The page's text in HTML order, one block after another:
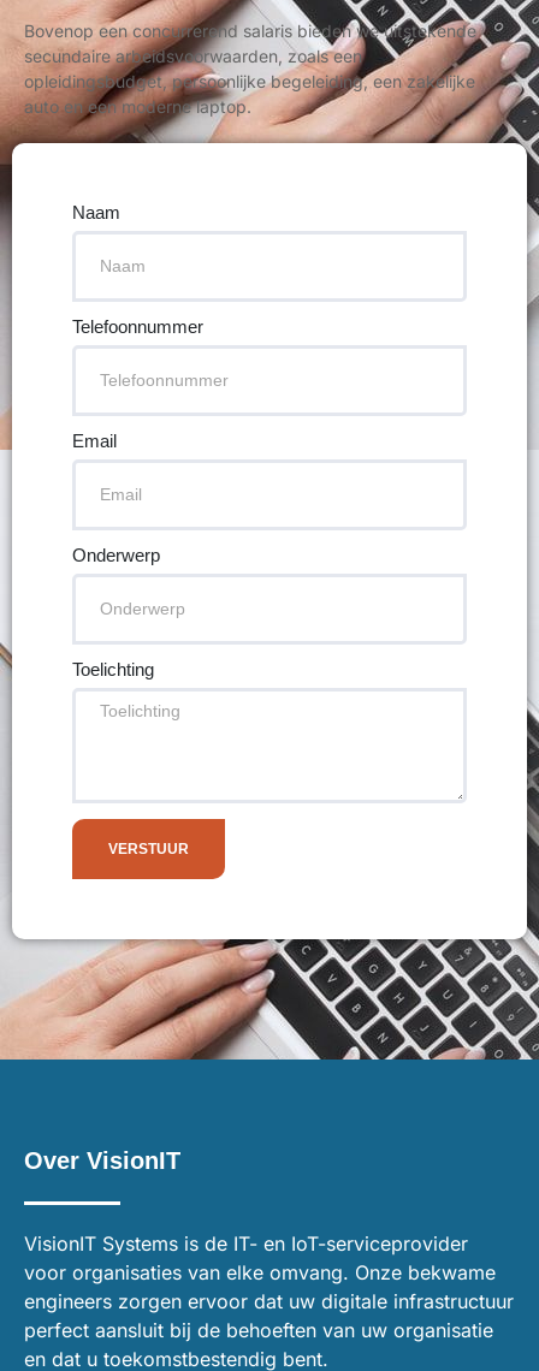
Bovenop een concurrerend salaris bieden we uitstekende
secundaire arbeidsvoorwaarden, zoals een
opleidingsbudget, persoonlijke begeleiding, een zakelijke
auto en een moderne laptop.
Naam
Telefoonnummer
Email
Onderwerp
Toelichting
VERSTUUR
Over VisionIT
VisionIT Systems is de IT- en IoT-serviceprovider
voor organisaties van elke omvang. Onze bekwame
engineers zorgen ervoor dat uw digitale infrastructuur
perfect aansluit bij de behoeften van uw organisatie
en dat u toekomstbestendig bent.